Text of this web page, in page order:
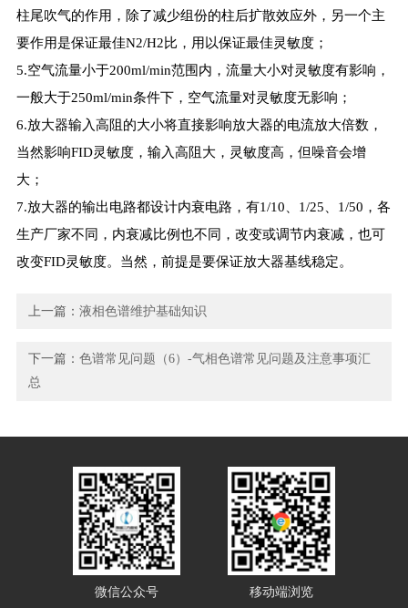
柱尾吹气的作用，除了减少组份的柱后扩散效应外，另一个主
要作用是保证最佳N2/H2比，用以保证最佳灵敏度；
5.空气流量小于200ml/min范围内，流量大小对灵敏度有影响，
一般大于250ml/min条件下，空气流量对灵敏度无影响；
6.放大器输入高阻的大小将直接影响放大器的电流放大倍数，
当然影响FID灵敏度，输入高阻大，灵敏度高，但噪音会增
大；
7.放大器的输出电路都设计内衰电路，有1/10、1/25、1/50，各
生产厂家不同，内衰减比例也不同，改变或调节内衰减，也可
改变FID灵敏度。当然，前提是要保证放大器基线稳定。
上一篇：液相色谱维护基础知识
下一篇：色谱常见问题（6）-气相色谱常见问题及注意事项汇
总
微信公众号 移动端浏览